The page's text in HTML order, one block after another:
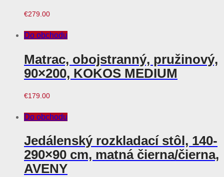
€279.00
Do obchodu
Matrac, obojstranný, pružinový,
90×200, KOKOS MEDIUM
€179.00
Do obchodu
Jedálenský rozkladací stôl, 140-
290×90 cm, matná čierna/čierna,
AVENY